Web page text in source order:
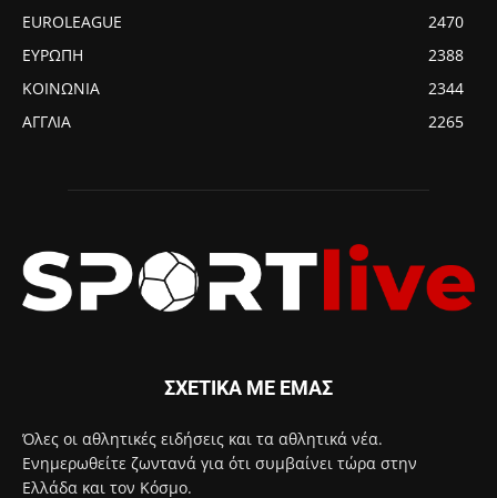
EUROLEAGUE
2470
ΕΥΡΩΠΗ
2388
ΚΟΙΝΩΝΙΑ
2344
ΑΓΓΛΙΑ
2265
ΣΧΕΤΙΚΑ ΜΕ ΕΜΑΣ
Όλες οι αθλητικές ειδήσεις και τα αθλητικά νέα.
Ενημερωθείτε ζωντανά για ότι συμβαίνει τώρα στην
Ελλάδα και τον Κόσμο.